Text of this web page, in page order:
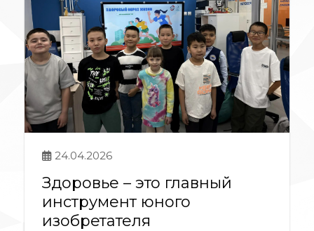
24.04.2026
Здоровье – это главный
инструмент юного
изобретателя